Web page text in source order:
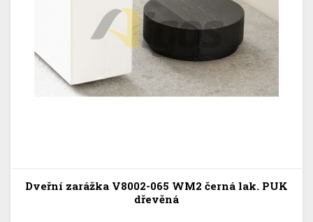
Dveřní zarážka V8002-065 WM2 černá lak. PUK
dřevěná